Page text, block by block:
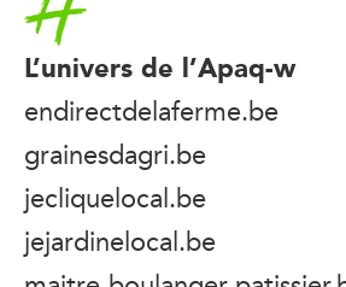
L’univers de l’Apaq-w
endirectdelaferme.be
grainesdagri.be
jecliquelocal.be
jejardinelocal.be